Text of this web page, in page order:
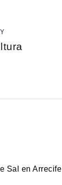
Sal en Arrecife